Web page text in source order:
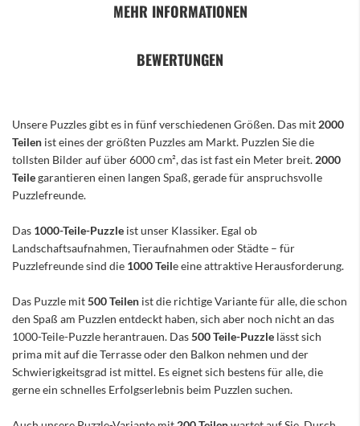
MEHR INFORMATIONEN
BEWERTUNGEN
Unsere Puzzles gibt es in fünf verschiedenen Größen. Das mit 2000
Teilen ist eines der größten Puzzles am Markt. Puzzlen Sie die
tollsten Bilder auf über 6000 cm², das ist fast ein Meter breit. 2000
Teilegarantieren einen langen Spaß, gerade für anspruchsvolle
Puzzlefreunde.
Das 1000-Teile-Puzzle ist unser Klassiker. Egal ob
Landschaftsaufnahmen, Tieraufnahmen oder Städte – für
Puzzlefreunde sind die 1000 Teile eine attraktive Herausforderung.
Das Puzzle mit500 Teilen ist die richtige Variante für alle, die schon
den Spaß am Puzzlen entdeckt haben, sich aber noch nicht an das
1000-Teile-Puzzle herantrauen. Das500 Teile-Puzzle lässt sich
prima mit auf die Terrasse oder den Balkon nehmen und der
Schwierigkeitsgrad ist mittel. Es eignet sich bestens für alle, die
gerne ein schnelles Erfolgserlebnis beim Puzzlen suchen.